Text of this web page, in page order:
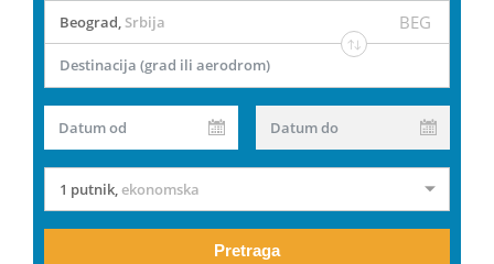
Beograd, Srbija BEG
Destinacija (grad ili aerodrom)
Datum od Datum do
1 putnik,ekonomska
Pretraga